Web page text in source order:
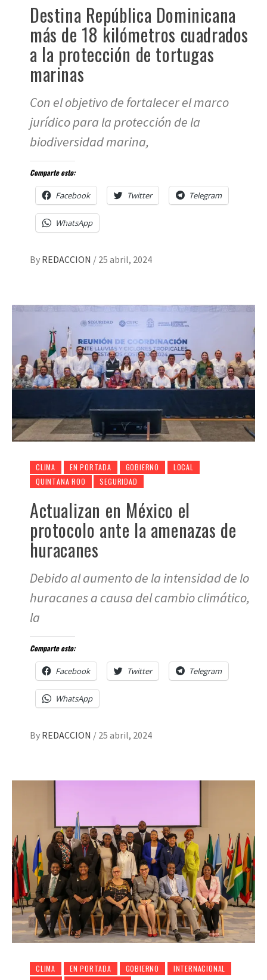
Destina República Dominicana
más de 18 kilómetros cuadrados
a la protección de tortugas
marinas
Con el objetivo de fortalecer el marco
jurídico para la protección de la
biodiversidad marina,
Comparte esto:
Facebook Twitter Telegram
WhatsApp
By REDACCION / 25 abril, 2024
CLIMA EN PORTADA GOBIERNO
LOCAL
QUINTANA ROO
SEGURIDAD
Actualizan en México el
protocolo ante la amenazas de
huracanes
Debido al aumento de la intensidad de lo
huracanes a causa del cambio climático,
la
Comparte esto:
Facebook Twitter Telegram
WhatsApp
By REDACCION / 25 abril, 2024
CLIMA EN PORTADA GOBIERNO
INTERNACIONAL